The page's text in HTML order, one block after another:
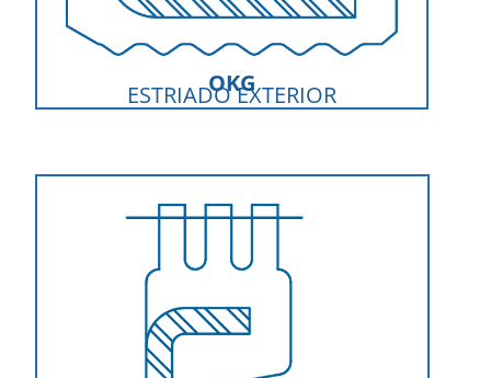
OKG
ESTRIADO EXTERIOR